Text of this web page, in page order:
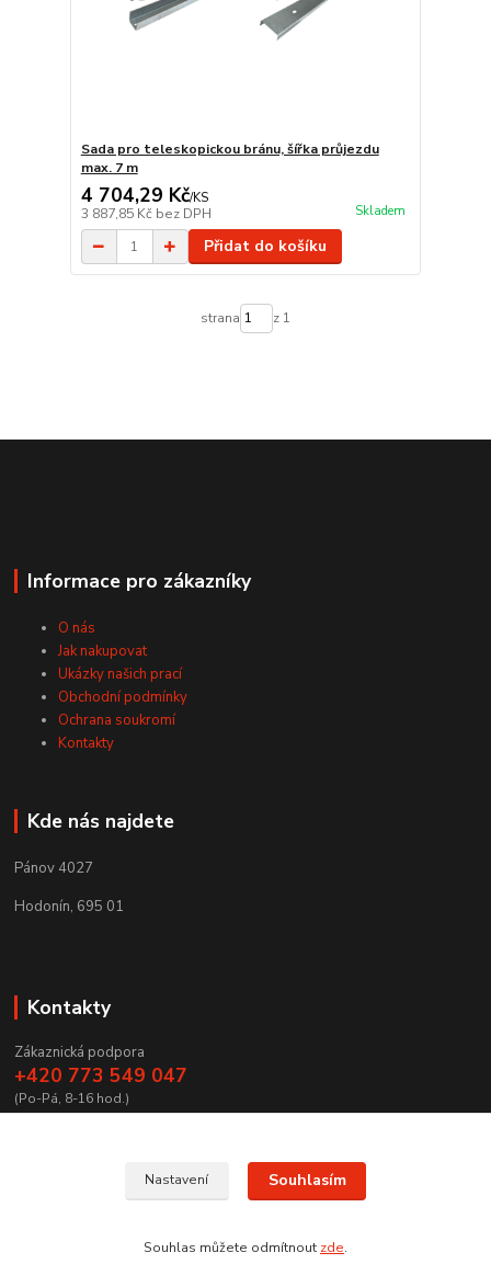
Sada pro teleskopickou bránu, šířka průjezdu
max. 7 m
4 704,29 Kč/KS
3 887,85 Kč bez DPH Skladem
Přidat do košíku
strana z 1
Informace pro zákazníky
O nás
Jak nakupovat
Ukázky našich prací
Obchodní podmínky
Ochrana soukromí
Kontakty
Kde nás najdete
Pánov 4027
Hodonín, 695 01
Kontakty
Zákaznická podpora
+420 773 549 047
(Po-Pá, 8-16 hod.)
Nastavení Souhlasím
Souhlas můžete odmítnout zde.